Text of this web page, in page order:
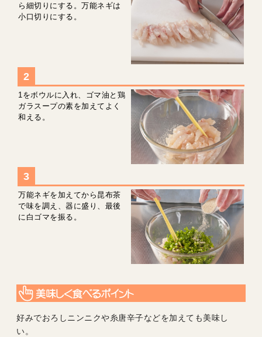
ら細切りにする。万能ネギは
小口切りにする。
1をボウルに入れ、ゴマ油と鶏
ガラスープの素を加えてよく
和える。
万能ネギを加えてから昆布茶
で味を調え、器に盛り、最後
に白ゴマを振る。
好みでおろしニンニクや糸唐辛子などを加えても美味し
い。